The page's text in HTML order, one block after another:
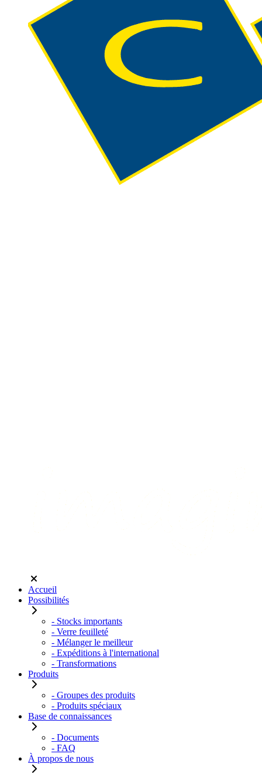
Accueil
Possibilités
- Stocks importants
- Verre feuilleté
- Mélanger le meilleur
- Expéditions à l'international
- Transformations
Produits
- Groupes des produits
- Produits spéciaux
Base de connaissances
- Documents
- FAQ
À propos de nous